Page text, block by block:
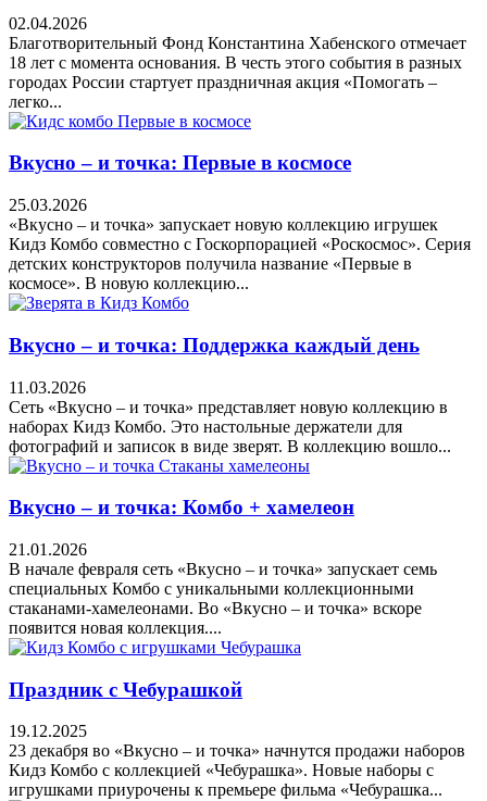
02.04.2026
Благотворительный Фонд Константина Хабенского отмечает
18 лет с момента основания. В честь этого события в разных
городах России стартует праздничная акция «Помогать –
легко...
Вкусно – и точка: Первые в космосе
25.03.2026
«Вкусно – и точка» запускает новую коллекцию игрушек
Кидз Комбо совместно с Госкорпорацией «Роскосмос». Серия
детских конструкторов получила название «Первые в
космосе». В новую коллекцию...
Вкусно – и точка: Поддержка каждый день
11.03.2026
Сеть «Вкусно – и точка» представляет новую коллекцию в
наборах Кидз Комбо. Это настольные держатели для
фотографий и записок в виде зверят. В коллекцию вошло...
Вкусно – и точка: Комбо + хамелеон
21.01.2026
В начале февраля сеть «Вкусно – и точка» запускает семь
специальных Комбо с уникальными коллекционными
стаканами‑хамелеонами. Во «Вкусно – и точка» вскоре
появится новая коллекция....
Праздник с Чебурашкой
19.12.2025
23 декабря во «Вкусно – и точка» начнутся продажи наборов
Кидз Комбо с коллекцией «Чебурашка». Новые наборы с
игрушками приурочены к премьере фильма «Чебурашка...